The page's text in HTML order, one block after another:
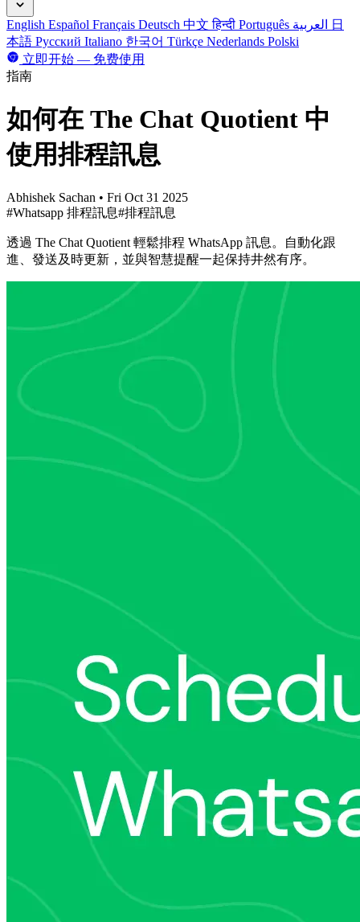
English Español Français Deutsch 中文हिन्दी Português
日
本語 Русский Italiano 한국어 Türkçe Nederlands Polski
立即开始 — 免费使用
指南
如何在 The Chat Quotient 中
使用排程訊息
Abhishek Sachan • Fri Oct 31 2025
#Whatsapp 排程訊息#排程訊息
透過 The Chat Quotient 輕鬆排程 WhatsApp 訊息。自動化跟
進、發送及時更新，並與智慧提醒一起保持井然有序。